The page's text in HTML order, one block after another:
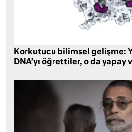
Korkutucu bilimsel gelişme:
DNA’yı öğrettiler, o da yapay